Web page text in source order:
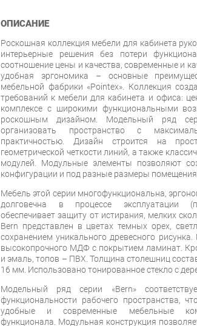
ОПИСАНИЕ
Роскошная коллекция мебели для кабинета
интерьерные решения без потери
соотношение цены и качества, современные и
удобная эргономика – основные
мебельной фабрики «Pointex». Коллекция
требований к мебели для кабинета и офиса:
комплексе с широкими функциональными
роскошным дизайном. Модельный ряд
организовать пространство с
практичностью. Дизайн строится на
геометрической четкости линий, а также
модулей. Модульные элементы позволяют
конфигурации и под разные размеры помещения.
Мебель этой серии многофункциональна,
долговечна в процессе эксплуатации
обеспечивает защиту от истирания, мелких
Bern представлен в цветах темных орех,
сохранением уникального древесного
высокопрочного МДФ с покрытием ламинат.
и эмаль, топов – ПВХ. Толщина столешниц
16 мм. Использовано тонированное стекло с
Модельный ряд серии «Bern»
функциональности рабочего пространства,
удобные и современные мебельные
функционала. Модульная конструкция